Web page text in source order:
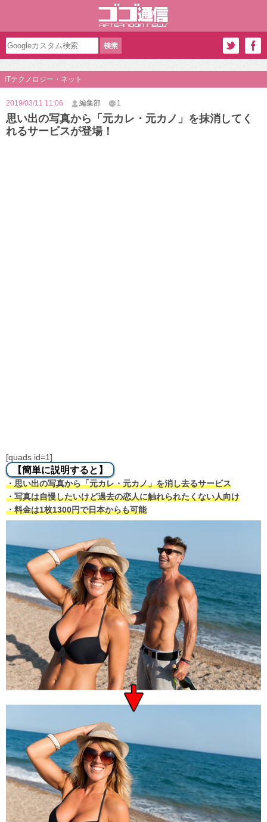
ITテクノロジー・ネット
2019/03/11 11:06 編集部 1
思い出の写真から「元カレ・元カノ」を抹消してく
れるサービスが登場！
[quads id=1]
【簡単に説明すると】
・思い出の写真から「元カレ・元カノ」を消し去るサービス
・写真は自慢したいけど過去の恋人に触れられたくない人向け
・料金は1枚1300円で日本からも可能